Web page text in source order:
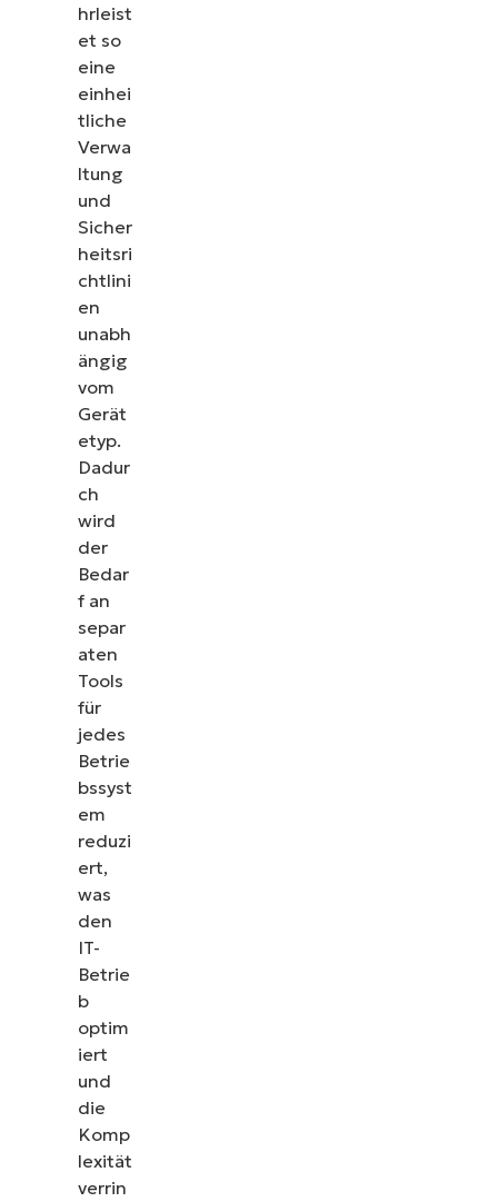
hrleist
et so
eine
einhei
tliche
Verwa
ltung
und
Sicher
heitsri
chtlini
en
unabh
ängig
vom
Gerät
etyp.
Dadur
ch
wird
der
Bedar
f an
separ
aten
Tools
für
jedes
Betrie
bssyst
em
reduzi
ert,
was
den
IT-
Betrie
b
optim
iert
und
die
Komp
lexität
verrin